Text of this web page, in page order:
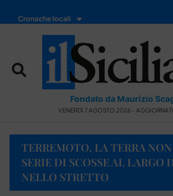
Cronache locali
Fondato da Maurizio
VENERDÌ 7 AGOSTO 2026 -
TERREMOTO, LA TERRA
SERIE DI SCOSSE AL LARGO
NELLO STRETTO